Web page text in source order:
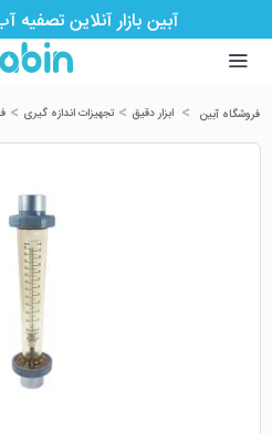
آبین بازار آنلاین
فروشگاه آبین > ابزار دقیق > تجهیزات اندازه گیری >